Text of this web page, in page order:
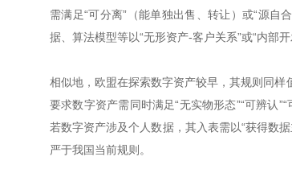
需满足“可分离”（能单独出售、转让）或“源自
据、算法模型等以“无形资产-客户关系”或“内部
相似地，欧盟在探索数字资产较早，其规则同
要求数字资产需同时满足“无实物形态”“可辨认
若数字资产涉及个人数据，其入表需以“获得数
严于我国当前规则。